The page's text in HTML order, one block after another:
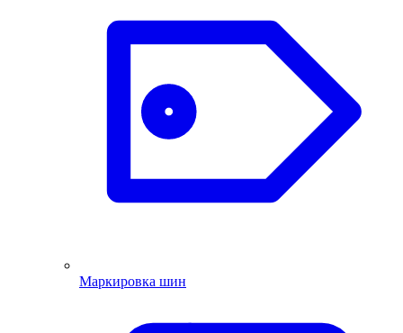
Маркировка шин